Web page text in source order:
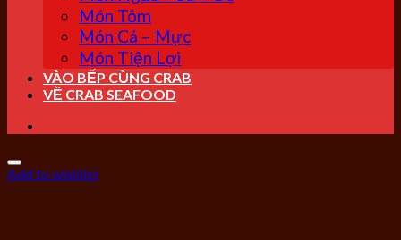
Món Tôm
Món Cá – Mực
Món Tiện Lợi
VÀO BẾP CÙNG CRAB
VỀ CRAB SEAFOOD
Add to wishlist